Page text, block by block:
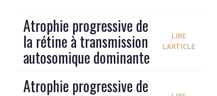
Atrophie progressive de
la rétine à transmission
autosomique dominante
LIRE
L'ARTICLE
Atrophie progressive de